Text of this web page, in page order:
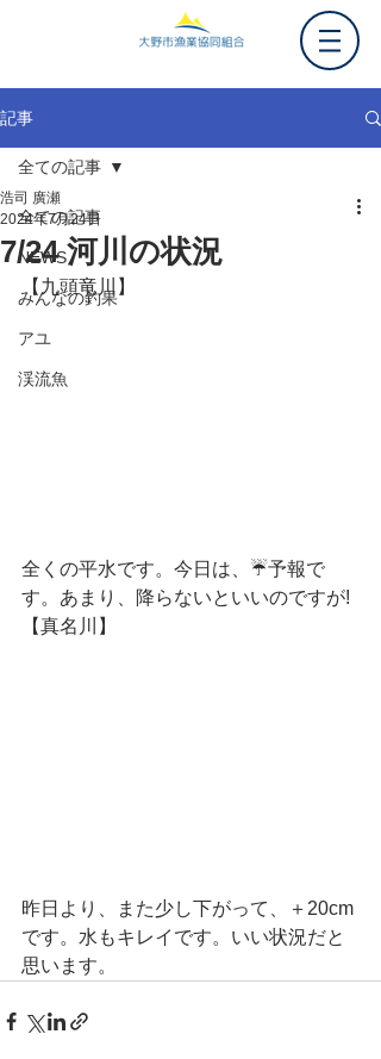
記事
全ての記事
NEWS
みんなの釣果
アユ
渓流魚
全ての記事
7/24 河川の状況
浩司 廣瀬
2024年7月24日
【九頭竜川】
全くの平水です。今日は、☔予報で
す。あまり、降らないといいのですが!
【真名川】
昨日より、また少し下がって、＋20cm
です。水もキレイです。いい状況だと
思います。